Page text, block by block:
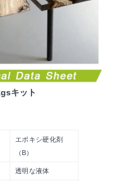
キット
エポキシ硬化剤
（B）
透明な液体